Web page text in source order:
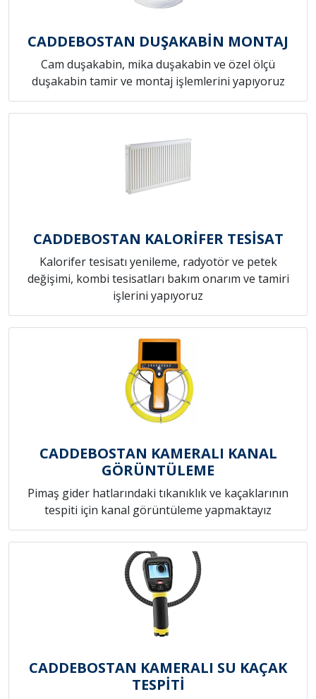
CADDEBOSTAN DUŞAKABİN MONTAJ
Cam duşakabin, mika duşakabin ve özel ölçü
duşakabin tamir ve montaj işlemlerini yapıyoruz
CADDEBOSTAN KALORİFER TESİSAT
Kalorifer tesisatı yenileme, radyotör ve petek
değişimi, kombi tesisatları bakım onarım ve tamiri
işlerini yapıyoruz
CADDEBOSTAN KAMERALI KANAL
GÖRÜNTÜLEME
Pimaş gider hatlarındaki tıkanıklık ve kaçaklarının
tespiti için kanal görüntüleme yapmaktayız
CADDEBOSTAN KAMERALI SU KAÇAK
TESPİTİ